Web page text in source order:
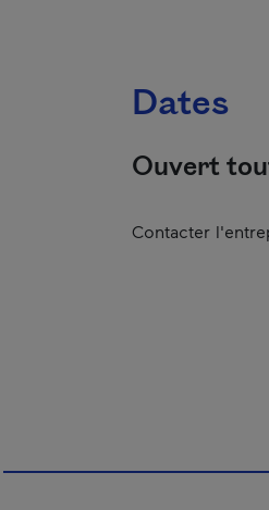
Dates
Ouvert
Contacter